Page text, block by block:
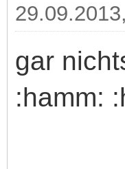
gar
:hamm: